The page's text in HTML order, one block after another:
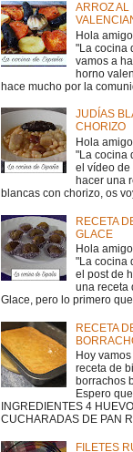
ARROZ AL
Hola
"La cocina
vamos a
horno
hace mucho por la
JUDÍAS
CHORIZO
Hola
"La cocina
el vídeo de
hacer una
blancas con chorizo, os
RECETA
GLACE
Hola
"La cocina
el post de
una receta
Glace, pero lo primero
RECETA
Hoy
receta de
borrachos
Espero
INGREDIENTES 4
CUCHARADAS DE PAN
FILETES